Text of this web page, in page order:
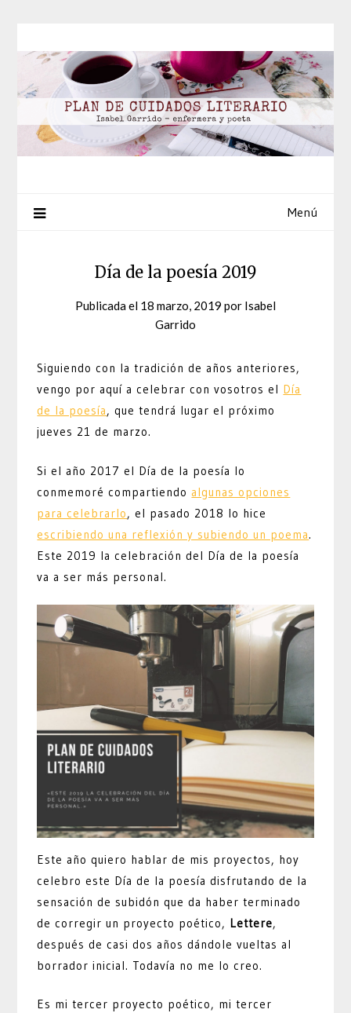
contenido
Menú
Día de la poesía 2019
Publicada el 18 marzo, 2019 por Isabel
Garrido
Siguiendo con la tradición de años anteriores,
vengo por aquí a celebrar con vosotros el Día
de la poesía, que tendrá lugar el próximo
jueves 21 de marzo.
Si el año 2017 el Día de la poesía lo
conmemoré compartiendoalgunas opciones
para celebrarlo, el pasado 2018 lo hice
escribiendo una reflexión y subiendo un poema.
Este 2019 la celebración del Día de la poesía
va a ser más personal.
Este año quiero hablar de mis proyectos, hoy
celebro este Día de la poesía disfrutando de la
sensación de subidón que da haber terminado
de corregir un proyecto poético, Lettere,
después de casi dos años dándole vueltas al
borrador inicial. Todavía no me lo creo.
Es mi tercer proyecto poético, mi tercer